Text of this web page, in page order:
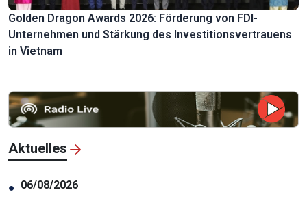
Golden Dragon Awards 2026: Förderung von FDI-
Unternehmen und Stärkung des Investitionsvertrauens
in Vietnam
Aktuelles
● 06/08/2026